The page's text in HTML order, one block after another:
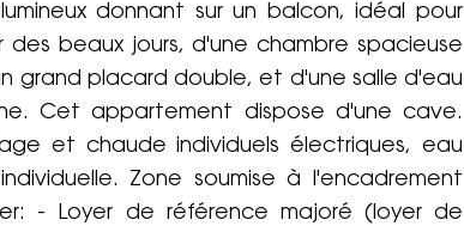
donnant sur un balcon, idéal pour
des beaux jours, d'une chambre spacieuse
grand placard double, et d'une salle d'eau
Cet appartement dispose d'une cave.
et chaude individuels électriques, eau
Zone soumise à l'encadrement
- Loyer de référence majoré (loyer de